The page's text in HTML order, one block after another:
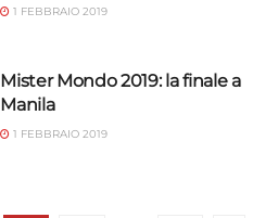
1 FEBBRAIO 2019
Mister Mondo 2019: la finale a
Manila
1 FEBBRAIO 2019